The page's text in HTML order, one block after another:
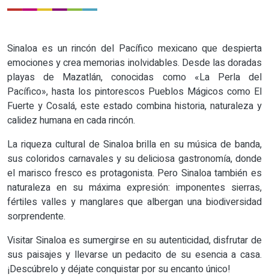
Sinaloa es un rincón del Pacífico mexicano que despierta
emociones y crea memorias inolvidables. Desde las doradas
playas de Mazatlán, conocidas como «La Perla del
Pacífico», hasta los pintorescos Pueblos Mágicos como El
Fuerte y Cosalá, este estado combina historia, naturaleza y
calidez humana en cada rincón.
La riqueza cultural de Sinaloa brilla en su música de banda,
sus coloridos carnavales y su deliciosa gastronomía, donde
el marisco fresco es protagonista. Pero Sinaloa también es
naturaleza en su máxima expresión: imponentes sierras,
fértiles valles y manglares que albergan una biodiversidad
sorprendente.
Visitar Sinaloa es sumergirse en su autenticidad, disfrutar de
sus paisajes y llevarse un pedacito de su esencia a casa.
¡Descúbrelo y déjate conquistar por su encanto único!